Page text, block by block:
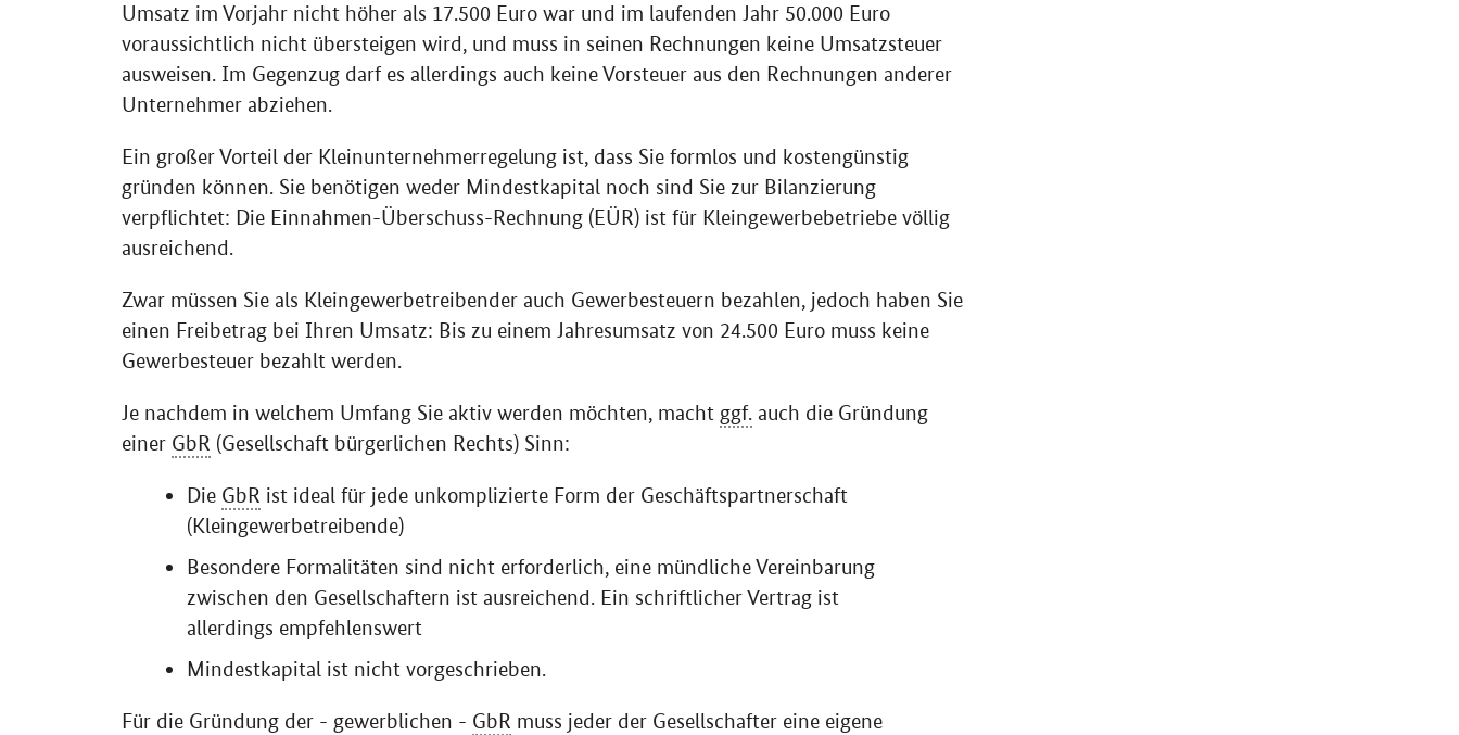
Umsatz im Vorjahr nicht höher als 17.500 Euro war und im laufenden Jahr 50.000 Euro
voraussichtlich nicht übersteigen wird, und muss in seinen Rechnungen keine Umsatzsteuer
ausweisen. Im Gegenzug darf es allerdings auch keine Vorsteuer aus den Rechnungen anderer
Unternehmer abziehen.
Ein großer Vorteil der Kleinunternehmerregelung ist, dass Sie formlos und kostengünstig
gründen können. Sie benötigen weder Mindestkapital noch sind Sie zur Bilanzierung
verpflichtet: Die Einnahmen-Überschuss-Rechnung (EÜR) ist für Kleingewerbebetriebe völlig
ausreichend.
Zwar müssen Sie als Kleingewerbetreibender auch Gewerbesteuern bezahlen, jedoch haben Sie
einen Freibetrag bei Ihren Umsatz: Bis zu einem Jahresumsatz von 24.500 Euro muss keine
Gewerbesteuer bezahlt werden.
Je nachdem in welchem Umfang Sie aktiv werden möchten, macht ggf. auch die Gründung
einer GbR (Gesellschaft bürgerlichen Rechts) Sinn:
Die GbR ist ideal für jede unkomplizierte Form der Geschäftspartnerschaft
(Kleingewerbetreibende)
Besondere Formalitäten sind nicht erforderlich, eine mündliche Vereinbarung
zwischen den Gesellschaftern ist ausreichend. Ein schriftlicher Vertrag ist
allerdings empfehlenswert
Mindestkapital ist nicht vorgeschrieben.
Für die Gründung der - gewerblichen - GbR muss jeder der Gesellschafter eine eigene